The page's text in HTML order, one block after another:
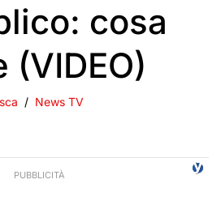
cosa
(VIDEO)
News TV